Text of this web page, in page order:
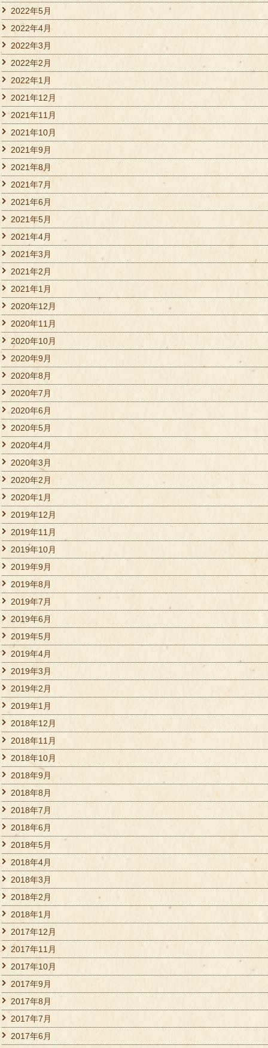
2022年5月
2022年4月
2022年3月
2022年2月
2022年1月
2021年12月
2021年11月
2021年10月
2021年9月
2021年8月
2021年7月
2021年6月
2021年5月
2021年4月
2021年3月
2021年2月
2021年1月
2020年12月
2020年11月
2020年10月
2020年9月
2020年8月
2020年7月
2020年6月
2020年5月
2020年4月
2020年3月
2020年2月
2020年1月
2019年12月
2019年11月
2019年10月
2019年9月
2019年8月
2019年7月
2019年6月
2019年5月
2019年4月
2019年3月
2019年2月
2019年1月
2018年12月
2018年11月
2018年10月
2018年9月
2018年8月
2018年7月
2018年6月
2018年5月
2018年4月
2018年3月
2018年2月
2018年1月
2017年12月
2017年11月
2017年10月
2017年9月
2017年8月
2017年7月
2017年6月